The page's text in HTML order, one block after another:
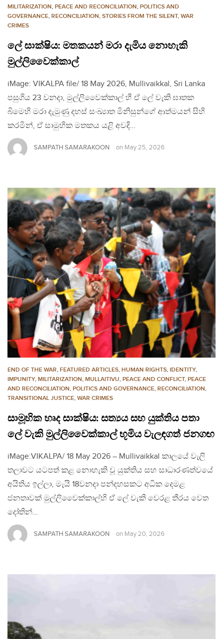
MILITARIZATION, PEACE AND RECONCILIATION, POLITICS AND
GOVERNANCE, RECONCILIATION, STORIES FROM THE SILENT, WAR
CRIMES
ලේ සාක්ෂිය: මතකයන් මරා දැමිය නොහැකි
මුල්ලිවෛක්කාල්
iMage: VIKALPA file/ 18 May 2026, Mullivaikkal, Sri Lanka
පසුගිය 23 වනදා, මුල්ලිවෛක්කාල් හී ඒ ලේ වැකි ඝාතක
බිමෙහි මරා දැමුණු දහස් සංඛ්‍යාත මිනිසුන්ගේ ආත්මයන් සිහි
කරමින්, ඒ සාමුහික මතකය යළි අවදි…
SAMPATH SAMARAKOON on May 25, 2026
END OF THE WAR, FEATURED ARTICLES, HUMAN RIGHTS, IDENTITY,
IMPUNITY, MILITARIZATION, MULLAITIVU, PEACE AND CONFLICT, PEACE
AND RECONCILIATION, POLITICS AND GOVERNANCE, RECONCILIATION,
TRANSITIONAL JUSTICE, WAR CRIMES
සාමූහික හෘද සාක්ෂිය: සත්‍යය සහ යුක්තිය පතා
ලේ වැකි මුල්ලිවෛක්කාල් භූමිය වැලඳගත් ජනගඟ
iMage:VIKALPA/ 18 May 2026 – Mullivaikkal කාලයේ වැලි
තලාවට යටපත් කළ නොහැකි වූ යුක්තිය සහ සාධාරණත්වයේ
අයිතිය ඉල්ලා, මැයි 18වනදා පන්දහසකට අධික දෙමළ
ජනතාවක් මුල්ලිවෛක්කාල්හි ඒ ලේ වැකි වෙරළ තීරය වෙත
දෝතින්…
SAMPATH SAMARAKOON on May 20, 2026